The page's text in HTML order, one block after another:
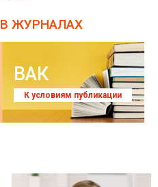
В ЖУРНАЛАХ
ВАК
К условиям публикации